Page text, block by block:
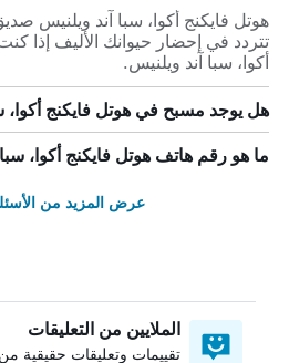
هوتل فايكنج أكوا، سبا آند ويلنيس
تتردد في إحضار حيوانك الأليف إذا
أكوا، سبا آند ويلنيس.
هل يوجد مسبح في هوتل فايكنج أكوا،
ما هو رقم هاتف هوتل فايكنج أكوا،
عرض المزيد من
الملايين من التعليقات
تقييمات وتعليقات حقيقية من